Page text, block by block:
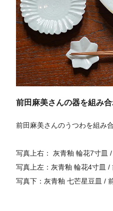
前田麻美さんの器を組み
前田麻美さんのうつわを組み
写真上右：
灰青釉 輪花7寸皿
写真上左： 灰青釉 輪花4寸皿 /
写真下： 灰青釉 七芒星豆皿 /